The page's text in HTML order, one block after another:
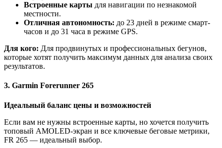
Встроенные карты для навигации по незнакомой
местности.
Отличная автономность: до 23 дней в режиме смарт-
часов и до 31 часа в режиме GPS.
Для кого: Для продвинутых и профессиональных бегунов,
которые хотят получить максимум данных для анализа своих
результатов.
3. Garmin Forerunner 265
Идеальный баланс цены и возможностей
Если вам не нужны встроенные карты, но хочется получить
топовый AMOLED-экран и все ключевые беговые метрики,
FR 265 — идеальный выбор.